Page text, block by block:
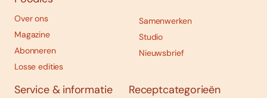
Over ons
Magazine
Abonneren
Losse edities
Samenwerken
Studio
Nieuwsbrief
Service & informatie Receptcategorieën